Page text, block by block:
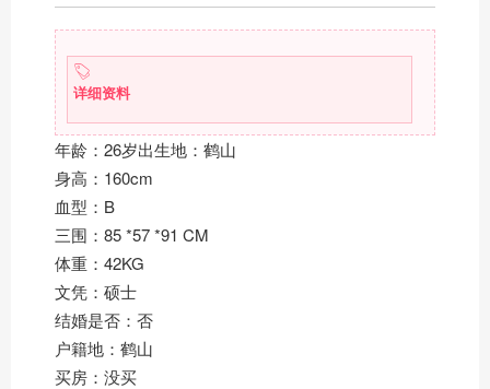
详细资料
年龄：26岁出生地：鹤山
身高：160cm
血型：B
三围：85 *57 *91 CM
体重：42KG
文凭：硕士
结婚是否：否
户籍地：鹤山
买房：没买